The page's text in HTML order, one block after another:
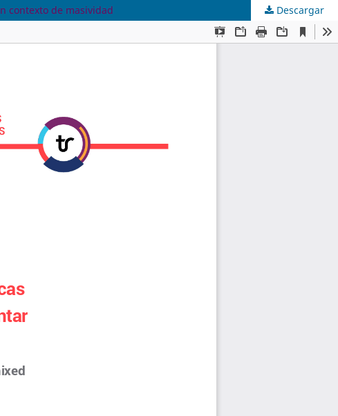
contexto de masividad Descargar